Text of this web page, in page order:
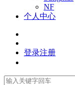
NF
个人中心
登录注册